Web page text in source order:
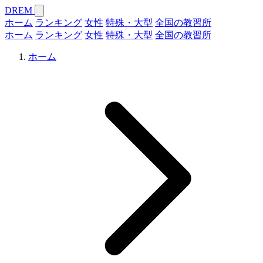
DREM
ホーム ランキング 女性 特殊・大型 全国の教習所
ホーム ランキング 女性 特殊・大型 全国の教習所
ホーム